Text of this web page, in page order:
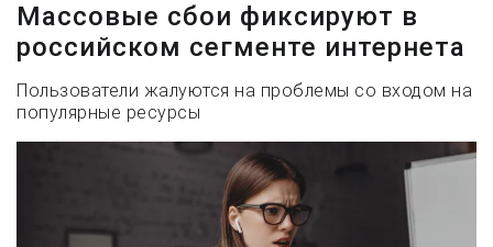
Массовые сбои фиксируют в
российском сегменте интернета
Пользователи жалуются на проблемы со входом на
популярные ресурсы